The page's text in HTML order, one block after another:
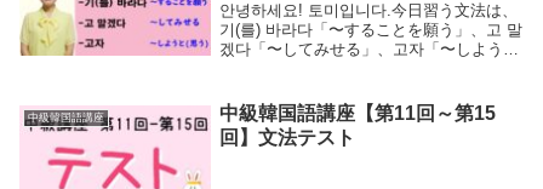
안녕하세요! 토미입니다.今日習う文法は、
기(를) 바라다「〜することを願う」、고 말
겠다「〜してみせる」、고자「〜しようと
토픽 6급에 반드시 합격하고 말겠다...
中級韓国語講座
中級韓国語講座【第11回～第15
回】文法テスト